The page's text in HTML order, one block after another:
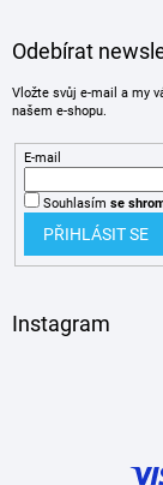
Odebírat
Vložte svůj e-mail a my
našem e-shopu.
E-mail
Souhlasím se
PŘIHLÁSIT SE
Instagram